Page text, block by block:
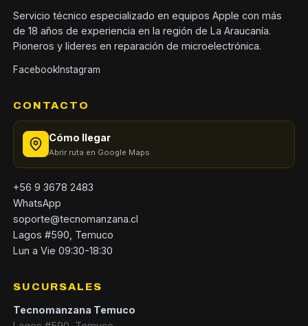
Servicio técnico especializado en equipos Apple con más
de 18 años de experiencia en la región de La Araucanía.
Pioneros y líderes en reparación de microelectrónica.
FacebookInstagram
CONTACTO
Cómo llegar
Abrir ruta en Google Maps
+56 9 3678 2483
WhatsApp
soporte@tecnomanzana.cl
Lagos #590, Temuco
Lun a Vie 09:30-18:30
SUCURSALES
Tecnomanzana Temuco